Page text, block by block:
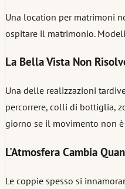
Una location per matrimoni
ospitare il matrimonio.
La Bella Vista Non
Una delle realizzazioni
percorrere, colli di bottiglia,
giorno se il movimento non
L'Atmosfera Cambia
Le coppie spesso si